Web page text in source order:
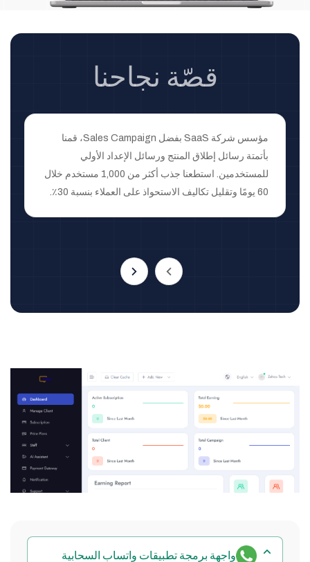
قصّة نجاحنا
مؤسس شركة SaaS بفضل Sales Campaign، قمنا
بأتمتة رسائل إطلاق المنتج ورسائل الإعداد الأولي
للمستخدمين. استطعنا جذب أكثر من 1,000 مستخدم خلال
60 يومًا وتقليل تكاليف الاستحواذ على العملاء بنسبة 30٪.
واجهة برمجة تطبيقات واتساب السحابية